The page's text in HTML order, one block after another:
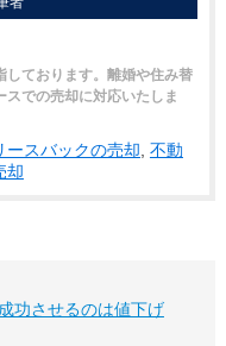
しております。離婚や住み替
スでの売却に対応いたしま
ースバックの売却 不動
却
功させるのは値下げ